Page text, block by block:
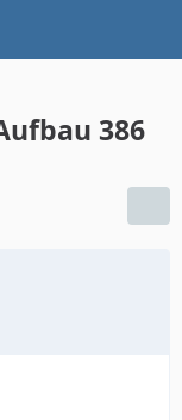
386